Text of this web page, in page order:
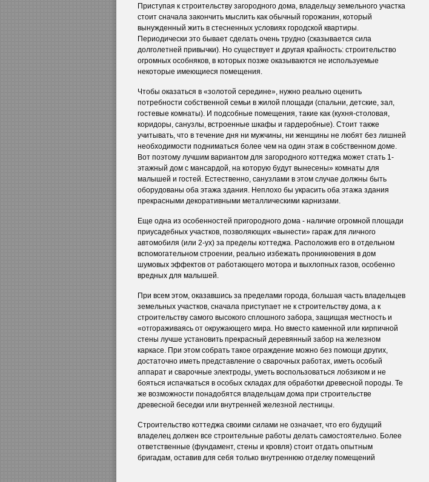
Приступая к строительству загородного дома, владельцу земельного участка
стоит сначала закончить мыслить как обычный горожанин, который
вынужденный жить в стесненных условиях городской квартиры.
Периодически это бывает сделать очень трудно (сказывается сила
долголетней привычки). Но существует и другая крайность: строительство
огромных особняков, в которых позже оказываются не используемые
некоторые имеющиеся помещения.
Чтобы оказаться в «золотой середине», нужно реально оценить
потребности собственной семьи в жилой площади (спальни, детские, зал,
гостевые комнаты). И подсобные помещения, такие как (кухня-столовая,
коридоры, санузлы, встроенные шкафы и гардеробные). Стоит также
учитывать, что в течение дня ни мужчины, ни женщины не любят без лишней
необходимости подниматься более чем на один этаж в собственном доме.
Вот поэтому лучшим вариантом для загородного коттеджа может стать 1-
этажный дом с мансардой, на которую будут вынесены» комнаты для
малышей и гостей. Естественно, санузлами в этом случае должны быть
оборудованы оба этажа здания. Неплохо бы украсить оба этажа здания
прекрасными декоративными металлическими карнизами.
Еще одна из особенностей пригородного дома - наличие огромной площади
приусадебных участков, позволяющих «вынести» гараж для личного
автомобиля (или 2-ух) за пределы коттеджа. Расположив его в отдельном
вспомогательном строении, реально избежать проникновения в дом
шумовых эффектов от работающего мотора и выхлопных газов, особенно
вредных для малышей.
При всем этом, оказавшись за пределами города, большая часть владельцев
земельных участков, сначала приступает не к строительству дома, а к
строительству самого высокого сплошного забора, защищая местность и
«отгораживаясь от окружающего мира. Но вместо каменной или кирпичной
стены лучше установить прекрасный деревянный забор на железном
каркасе. При этом собрать такое ограждение можно без помощи других,
достаточно иметь представление о сварочных работах, иметь особый
аппарат и сварочные электроды, уметь воспользоваться лобзиком и не
бояться испачкаться в особых складах для обработки древесной породы. Те
же возможности понадобятся владельцам дома при строительстве
древесной беседки или внутренней железной лестницы.
Строительство коттеджа своими силами не означает, что его будущий
владелец должен все строительные работы делать самостоятельно. Более
ответственные (фундамент, стены и кровля) стоит отдать опытным
бригадам, оставив для себя только внутреннюю отделку помещений